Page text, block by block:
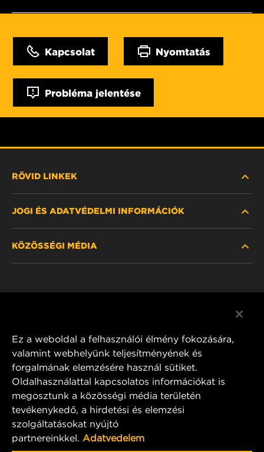
Kapcsolat Nyomtatás
Probléma jelentése
RÖVID LINKEK
HOL KAPHATÓ
JOGI ÉS ADATVÉDELMI INFORMÁCIÓK
KÖZÖSSÉGI MÉDIA
MANN+HUMMEL FT Poland
ul. Wrocławska 145,
63-800 GOSTYŃ, POLAND
Tel. +48 65 572 89 00
E-mail:info@mann-hummel.com
Ez a weboldal a felhasználói élmény fokozására,
valamint webhelyünk teljesítményének és
forgalmának elemzésére használ sütiket.
Oldalhasználattal kapcsolatos információkat is
megosztunk a közösségi média területén
tevékenykedő, a hirdetési és elemzési
szolgáltatásokat nyújtó
partnereinkkel. Adatvedelem